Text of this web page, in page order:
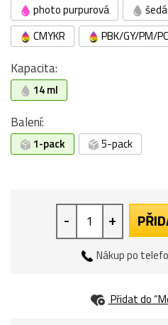
photo purpurová
šedá
CMYKR
PBK/GY/PM/
Kapacita:
14 ml
Balení:
1-pack 5-pack
- +
Nákup po
Přidat do